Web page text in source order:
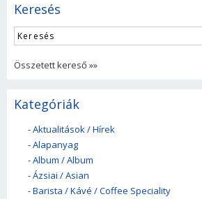
Keresés
Összetett kereső »»
Kategóriák
-Aktualitások / Hírek
-Alapanyag
-Album / Album
-Ázsiai / Asian
-Barista / Kávé / Coffee Speciality